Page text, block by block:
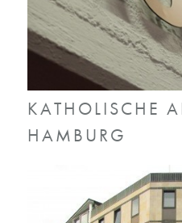
KATHOLISCHE
HAMBURG